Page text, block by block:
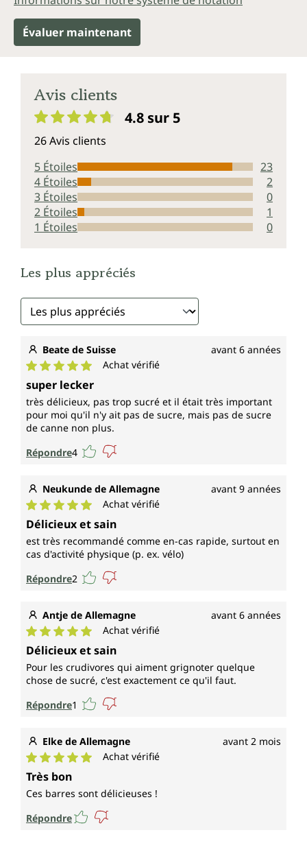
Évaluer maintenant
Avis clients
4.8 sur 5
26 Avis clients
5 Étoiles
23
4 Étoiles
2
3 Étoiles
0
2 Étoiles
1
1 Étoiles
0
Les plus appréciés
Beate de Suisse avant 6 années
Note moyenne de 5 sur 5 étoiles
Achat vérifié
super lecker
très délicieux, pas trop sucré et il était très important
pour moi qu'il n'y ait pas de sucre, mais pas de sucre
de canne non plus.
Répondre4
Neukunde de Allemagne avant 9 années
Note moyenne de 5 sur 5 étoiles
Achat vérifié
Délicieux et sain
est très recommandé comme en-cas rapide, surtout en
cas d'activité physique (p. ex. vélo)
Répondre2
Antje de Allemagne avant 6 années
Note moyenne de 5 sur 5 étoiles
Achat vérifié
Délicieux et sain
Pour les crudivores qui aiment grignoter quelque
chose de sucré, c'est exactement ce qu'il faut.
Répondre1
Elke de Allemagne avant 2 mois
Note moyenne de 5 sur 5 étoiles
Achat vérifié
Très bon
Ces barres sont délicieuses !
Répondre